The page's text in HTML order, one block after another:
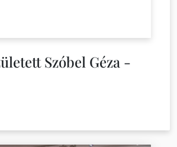
Szóbel Géza -